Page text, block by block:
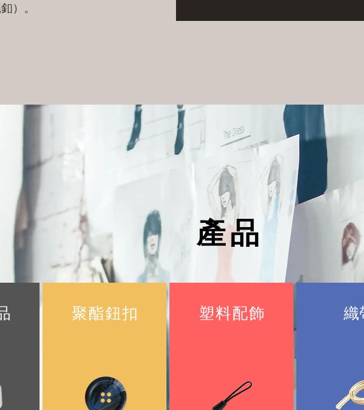
）。
產品
聚酯鈕扣 塑料配飾 織